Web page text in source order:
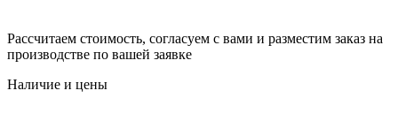
Рассчитаем стоимость, согласуем с вами и разместим заказ на
производстве по вашей заявке
Наличие и цены